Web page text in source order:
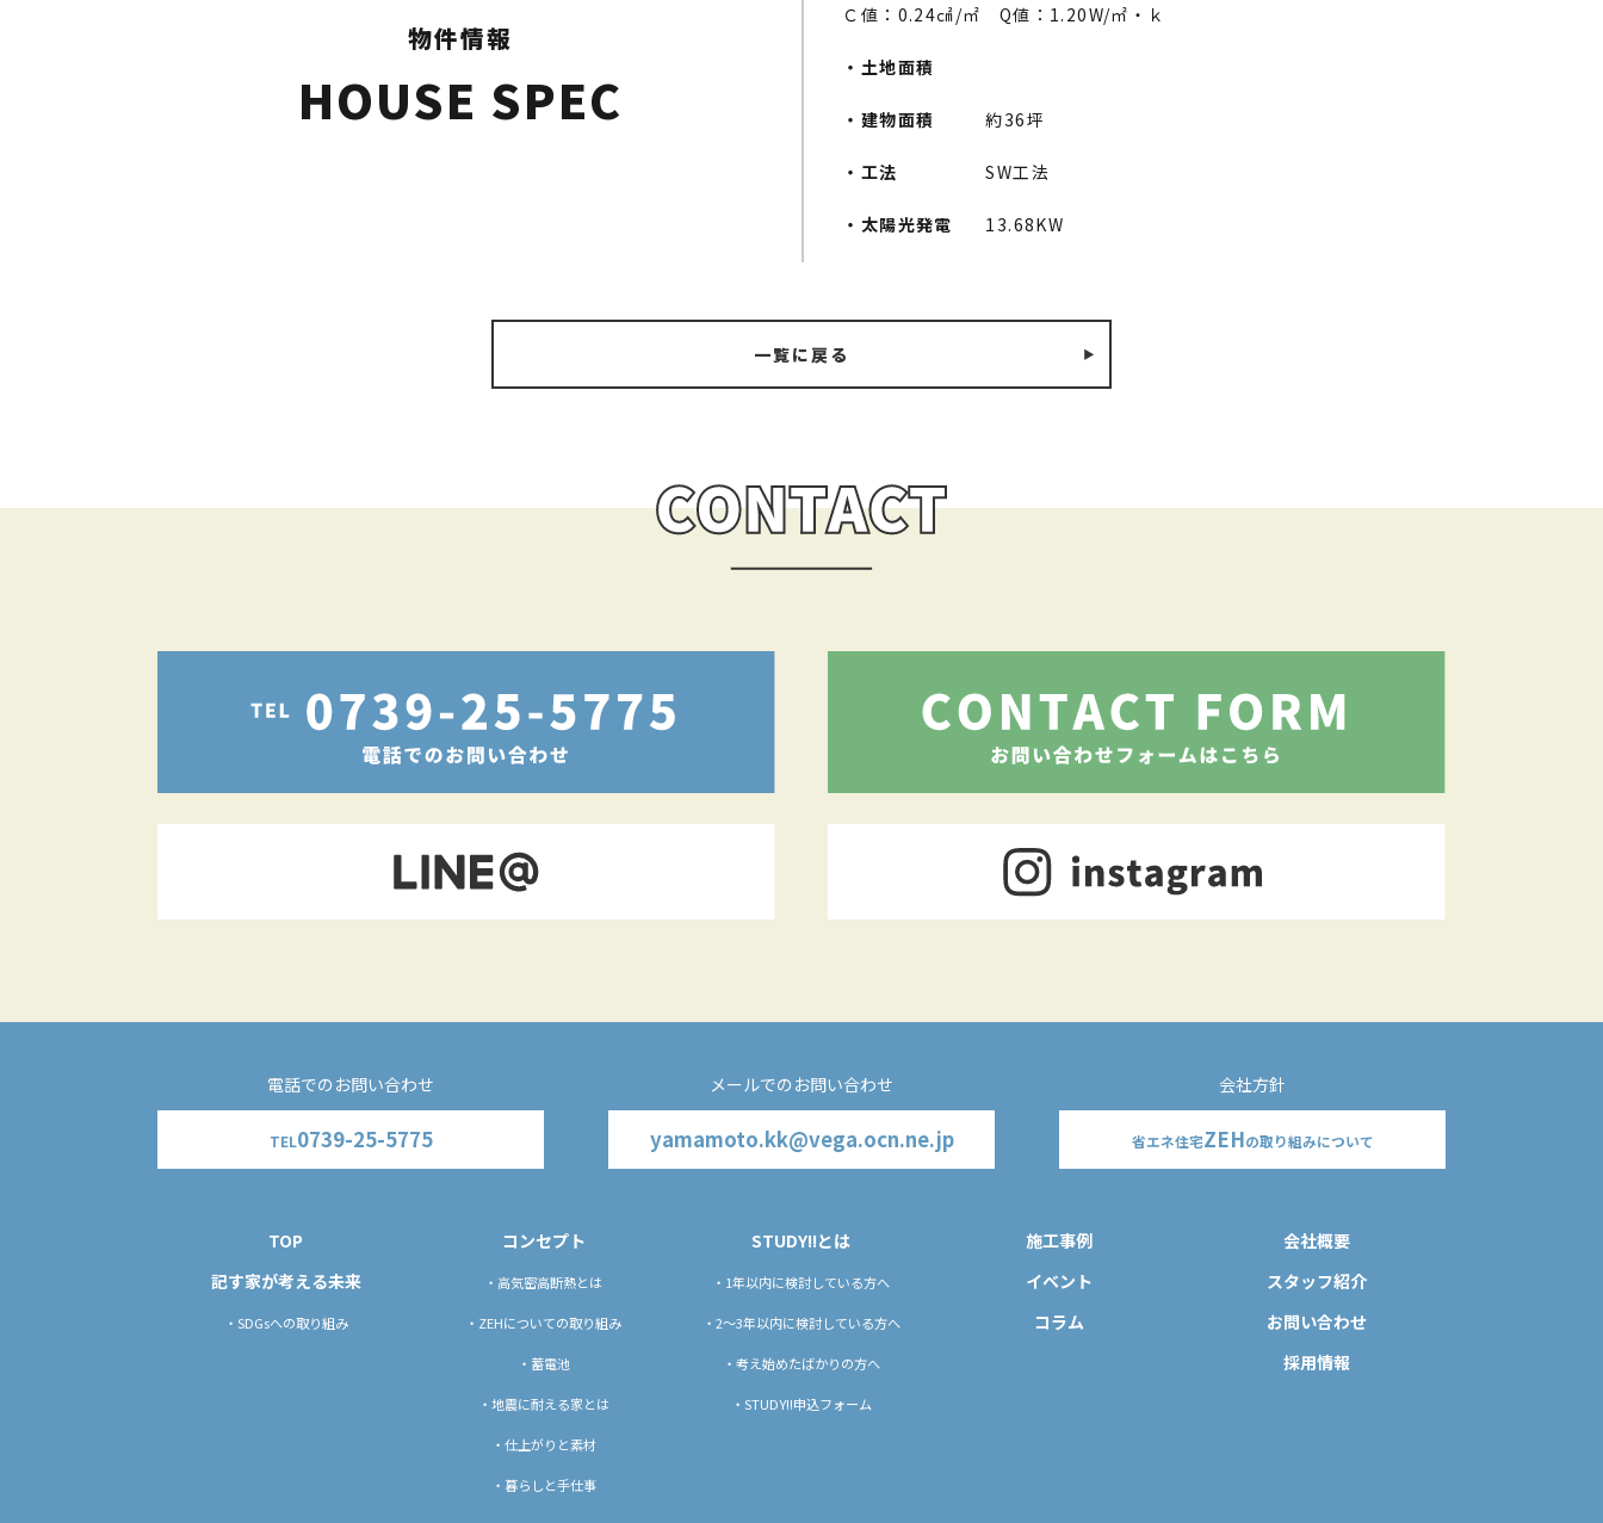
物件情報
HOUSE SPEC
Ｃ値：0.24㎠/㎡ Q値：1.20W/㎡・ｋ
・土地面積
・建物面積 約36坪
・工法 SW工法
・太陽光発電 13.68KW
一覧に戻る
電話でのお問い合わせ
TEL0739-25-5775
メールでのお問い合わせ
yamamoto.kk@vega.ocn.ne.jp
会社方針
省エネ住宅ZEHの取り組みについて
TOP
記す家が考える未来
・SDGsへの取り組み
コンセプト
・高気密高断熱とは
・ZEHについての取り組み
・蓄電池
・地震に耐える家とは
・仕上がりと素材
・暮らしと手仕事
STUDY!!とは
・1年以内に検討している方へ
・2〜3年以内に検討している方へ
・考え始めたばかりの方へ
・STUDY!!申込フォーム
施工事例
イベント
コラム
会社概要
スタッフ紹介
お問い合わせ
採用情報